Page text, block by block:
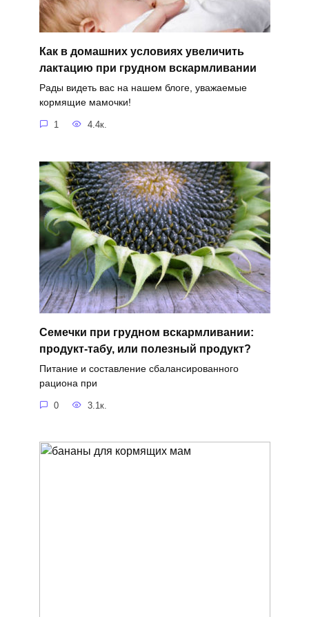
Как в домашних условиях увеличить
лактацию при грудном вскармливании
Рады видеть вас на нашем блоге, уважаемые
кормящие мамочки!
1 4.4к.
Семечки при грудном вскармливании:
продукт-табу, или полезный продукт?
Питание и составление сбалансированного
рациона при
0 3.1к.